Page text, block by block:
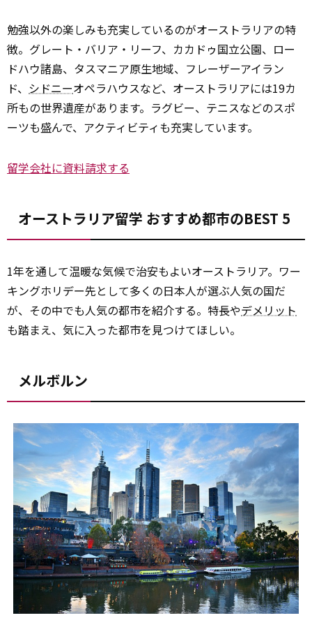
勉強以外の楽しみも充実しているのがオーストラリアの特
徴。グレート・バリア・リーフ、カカドゥ国立公園、ロー
ドハウ諸島、タスマニア原生地域、フレーザーアイラン
ド、 シドニーオペラハウスなど、オーストラリアには19カ
所もの世界遺産があります。ラグビー、テニスなどのスポ
ーツも盛んで、アクティビティも充実しています。
留学会社に資料請求する
オーストラリア留学 おすすめ都市のBEST 5
1年を通して温暖な気候で治安もよいオーストラリア。ワー
キングホリデー先として多くの日本人が選ぶ人気の国だ
が、その中でも人気の都市を紹介する。特長やデメリット
も踏まえ、気に入った都市を見つけてほしい。
メルボルン